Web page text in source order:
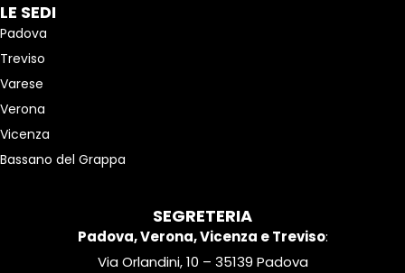
LE SEDI
Padova
Treviso
Varese
Verona
Vicenza
Bassano del Grappa
SEGRETERIA
Padova, Verona, Vicenza e Treviso:
Via Orlandini, 10 – 35139 Padova